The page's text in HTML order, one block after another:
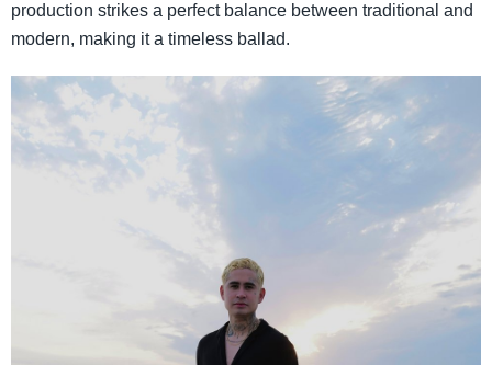
production strikes a perfect balance between traditional and
modern, making it a timeless ballad.